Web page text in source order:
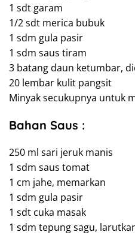
1 sdt garam
1/2 sdt merica bubuk
1 sdm gula pasir
1 sdm saus tiram
3 batang daun ketumbar,
20 lembar kulit pangsit
Minyak secukupnya untuk
Bahan Saus :
250 ml sari jeruk manis
1 sdm saus tomat
1 cm jahe, memarkan
1 sdm gula pasir
1 sdt cuka masak
1 sdm tepung sagu,